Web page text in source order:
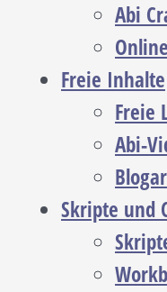
Abi
Freie Inhalte
Freie
Abi-
Skripte und